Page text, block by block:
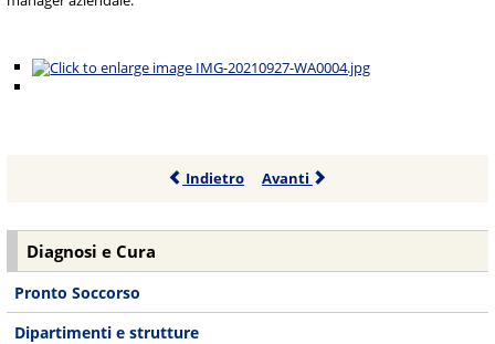
Indietro Avanti
Diagnosi e Cura
Pronto Soccorso
Dipartimenti e strutture